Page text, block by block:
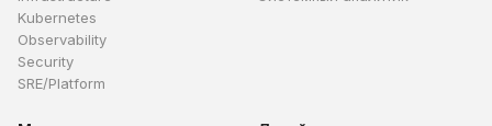
Kubernetes
Observability
Security
SRE/Platform